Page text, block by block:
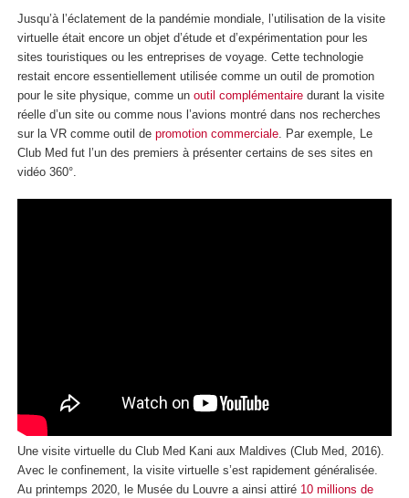
Jusqu’à l’éclatement de la pandémie mondiale, l’utilisation de la visite
virtuelle était encore un objet d’étude et d’expérimentation pour les
sites touristiques ou les entreprises de voyage. Cette technologie
restait encore essentiellement utilisée comme un outil de promotion
pour le site physique, comme un outil complémentaire durant la visite
réelle d’un site ou comme nous l’avions montré dans nos recherches
sur la VR comme outil de promotion commerciale . Par exemple, Le
Club Med fut l’un des premiers à présenter certains de ses sites en
vidéo 360°.
Une visite virtuelle du Club Med Kani aux Maldives (Club Med, 2016).
Avec le confinement, la visite virtuelle s’est rapidement généralisée.
Au printemps 2020, le Musée du Louvre a ainsi attiré 10 millions de